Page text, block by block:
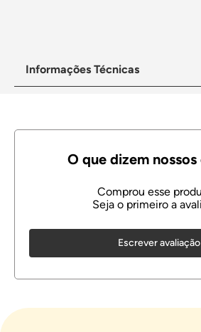
Informações Técnicas
Escrever avaliação